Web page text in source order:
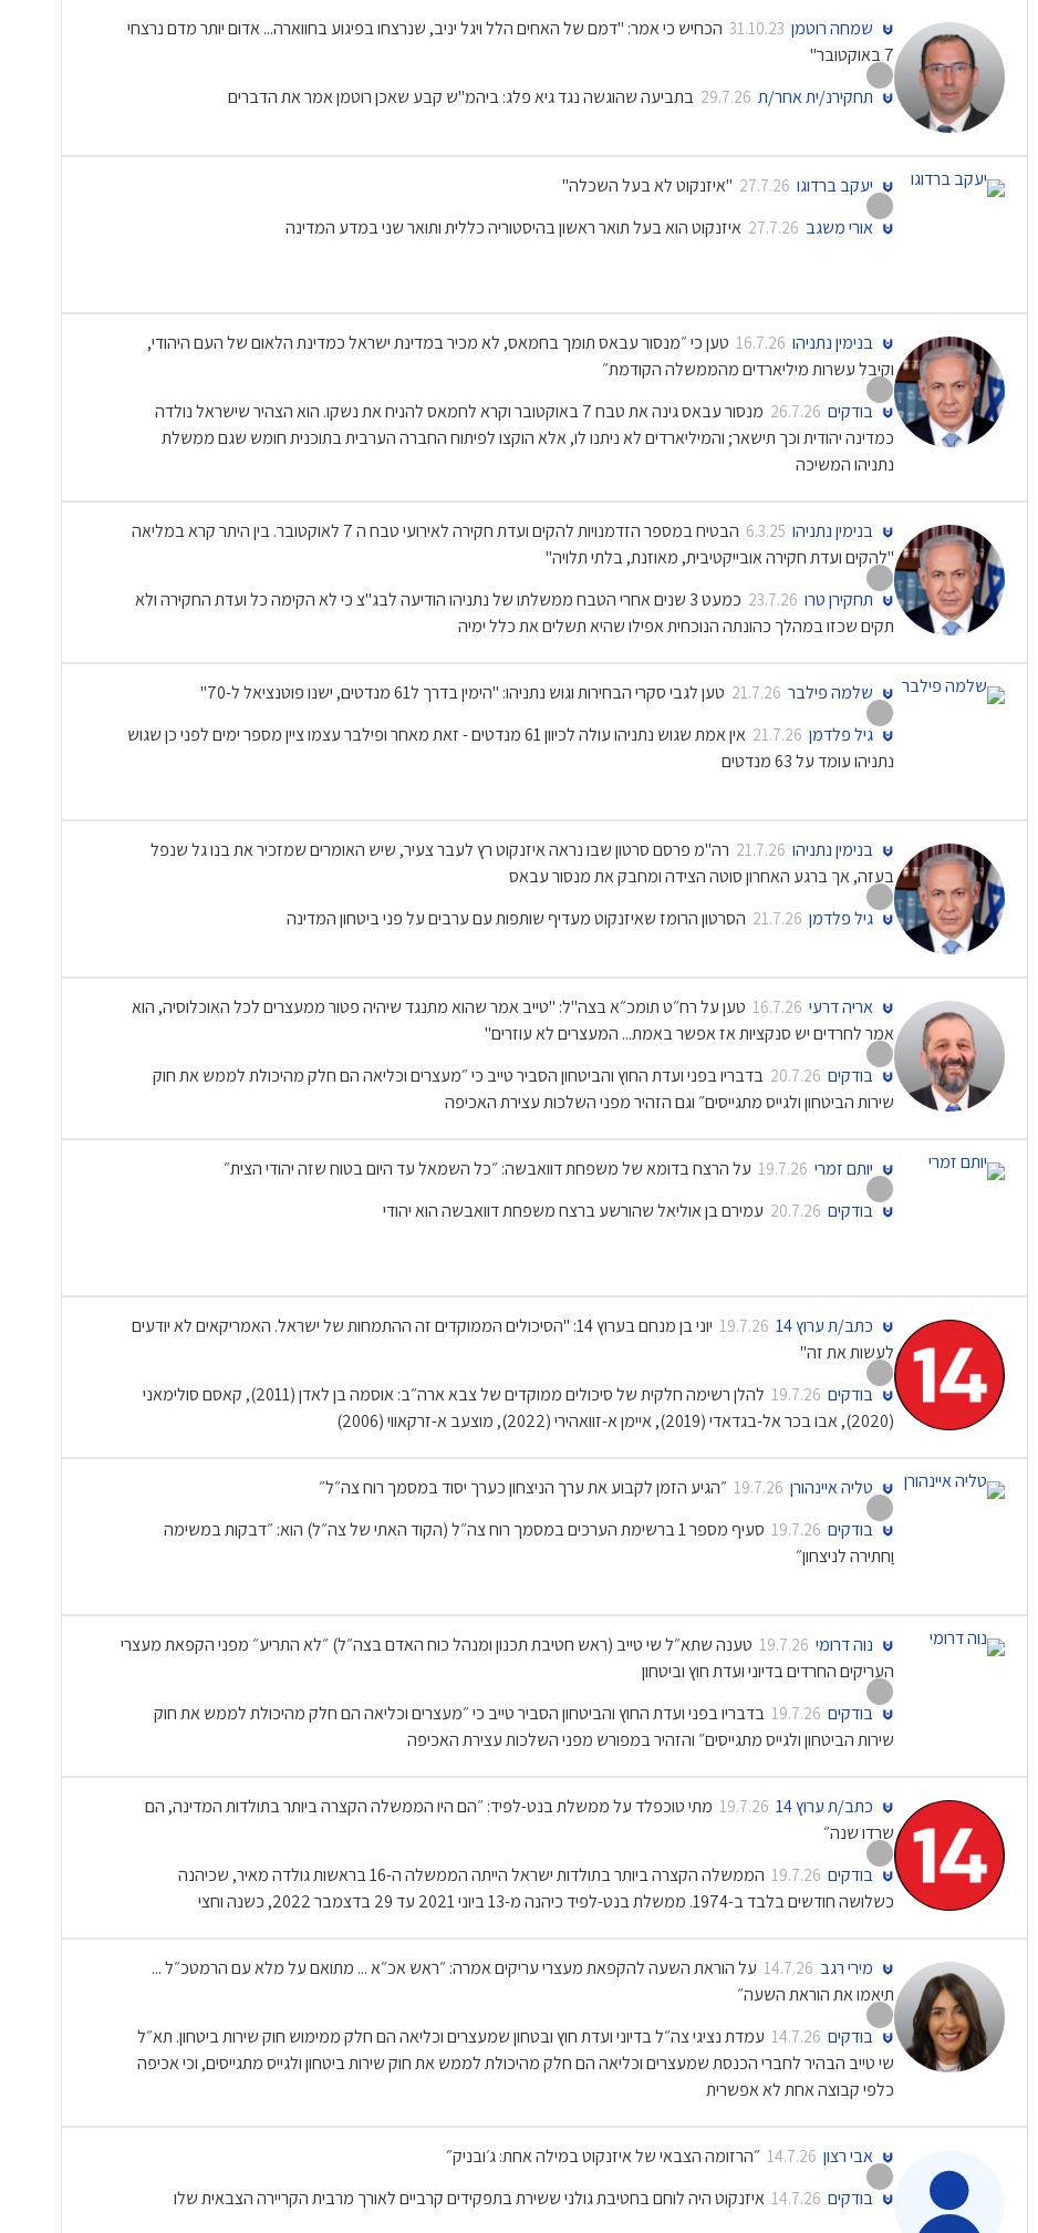
שמחה רוטמן 31.10.23 הכחיש כי אמר: "דמם של האחים הלל ויגל יניב, שנרצחו בפיגוע בחווארה... אדום יותר מדם נרצחי
7 באוקטובר"
תחקירנ/ית אחר/ת 29.7.26 בתביעה שהוגשה נגד גיא פלג: ביהמ"ש קבע שאכן רוטמן אמר את הדברים
יעקב ברדוגו 27.7.26 "איזנקוט לא בעל השכלה"
אורי משגב 27.7.26 איזנקוט הוא בעל תואר ראשון בהיסטוריה כללית ותואר שני במדע המדינה
בנימין נתניהו 16.7.26 טען כי ״מנסור עבאס תומך בחמאס, לא מכיר במדינת ישראל כמדינת הלאום של העם היהודי,
וקיבל עשרות מיליארדים מהממשלה הקודמת״
בודקים 26.7.26
מנסור עבאס גינה את טבח 7 באוקטובר וקרא לחמאס להניח את נשקו. הוא הצהיר שישראל נולדה
כמדינה יהודית וכך תישאר; והמיליארדים לא ניתנו לו, אלא הוקצו לפיתוח החברה הערבית בתוכנית חומש שגם ממשלת
נתניהו המשיכה
בנימין נתניהו 6.3.25
הבטיח במספר הזדמנויות להקים ועדת חקירה לאירועי טבח ה 7 לאוקטובר. בין היתר קרא במליאה
"להקים ועדת חקירה אובייקטיבית, מאוזנת, בלתי תלויה"
תחקירן טרו 23.7.26
כמעט 3 שנים אחרי הטבח ממשלתו של נתניהו הודיעה לבג"צ כי לא הקימה כל ועדת החקירה ולא
תקים שכזו במהלך כהונתה הנוכחית אפילו שהיא תשלים את כלל ימיה
שלמה פילבר 21.7.26 טען לגבי סקרי הבחירות וגוש נתניהו: "הימין בדרך ל61 מנדטים, ישנו פוטנציאל ל-70"
גיל פלדמן 21.7.26
אין אמת שגוש נתניהו עולה לכיוון 61 מנדטים - זאת מאחר ופילבר עצמו ציין מספר ימים לפני כן שגוש
נתניהו עומד על 63 מנדטים
בנימין נתניהו 21.7.26 רה"מ פרסם סרטון שבו נראה איזנקוט רץ לעבר צעיר, שיש האומרים שמזכיר את בנו גל שנפל
בעזה, אך ברגע האחרון סוטה הצידה ומחבק את מנסור עבאס
גיל פלדמן 21.7.26 הסרטון הרומז שאיזנקוט מעדיף שותפות עם ערבים על פני ביטחון המדינה
אריה דרעי 16.7.26 טען על רח״ט תומכ״א בצה"ל: "טייב אמר שהוא מתנגד שיהיה פטור ממעצרים לכל האוכלוסיה, הוא
אמר לחרדים יש סנקציות אז אפשר באמת... המעצרים לא עוזרים"
בודקים 20.7.26 בדבריו בפני ועדת החוץ והביטחון הסביר טייב כי ״מעצרים וכליאה הם חלק מהיכולת לממש את חוק
שירות הביטחון ולגייס מתגייסים״ וגם הזהיר מפני השלכות עצירת האכיפה
יותם זמרי 19.7.26 על הרצח בדומא של משפחת דוואבשה: ״כל השמאל עד היום בטוח שזה יהודי הצית״
בודקים 20.7.26 עמירם בן אוליאל שהורשע ברצח משפחת דוואבשה הוא יהודי
כתב/ת ערוץ 14 19.7.26
יוני בן מנחם בערוץ 14: "הסיכולים הממוקדים זה ההתמחות של ישראל. האמריקאים לא יודעים
לעשות את זה"
בודקים 19.7.26
להלן רשימה חלקית של סיכולים ממוקדים של צבא ארה״ב: אוסמה בן לאדן (2011), קאסם סולימאני
(2020), אבו בכר אל-בגדאדי (2019), איימן א-זוואהירי (2022), מוצעב א-זרקאווי (2006)
טליה איינהורן 19.7.26 ״הגיע הזמן לקבוע את ערך הניצחון כערך יסוד במסמך רוח צה״ל״
בודקים 19.7.26
סעיף מספר 1 ברשימת הערכים במסמך רוח צה״ל (הקוד האתי של צה״ל) הוא: ״דבקות במשימה
וַחתירה לניצחון״
נוה דרומי 19.7.26 טענה שתא״ל שי טייב (ראש חטיבת תכנון ומנהל כוח האדם בצה״ל) ״לא התריע״ מפני הקפאת מעצרי
העריקים החרדים בדיוני ועדת חוץ וביטחון
בודקים 19.7.26 בדבריו בפני ועדת החוץ והביטחון הסביר טייב כי ״מעצרים וכליאה הם חלק מהיכולת לממש את חוק
שירות הביטחון ולגייס מתגייסים״ והזהיר במפורש מפני השלכות עצירת האכיפה
כתב/ת ערוץ 14 19.7.26 מתי טוכפלד על ממשלת בנט-לפיד: ״הם היו הממשלה הקצרה ביותר בתולדות המדינה, הם
שרדו שנה״
בודקים 19.7.26
הממשלה הקצרה ביותר בתולדות ישראל הייתה הממשלה ה-16 בראשות גולדה מאיר, שכיהנה
כשלושה חודשים בלבד ב-1974. ממשלת בנט-לפיד כיהנה מ-13 ביוני 2021 עד 29 בדצמבר 2022, כשנה וחצי
מירי רגב 14.7.26 על הוראת השעה להקפאת מעצרי עריקים אמרה: ״ראש אכ״א ... מתואם על מלא עם הרמטכ״ל ...
תיאמו את הוראת השעה״
בודקים 14.7.26 עמדת נציגי צה״ל בדיוני ועדת חוץ ובטחון שמעצרים וכליאה הם חלק ממימוש חוק שירות ביטחון. תא״ל
שי טייב הבהיר לחברי הכנסת שמעצרים וכליאה הם חלק מהיכולת לממש את חוק שירות ביטחון ולגייס מתגייסים, וכי אכיפה
כלפי קבוצה אחת לא אפשרית
אבי רצון 14.7.26 ״הרזומה הצבאי של איזנקוט במילה אחת: ג׳ובניק״
בודקים 14.7.26 איזנקוט היה לוחם בחטיבת גולני ששירת בתפקידים קרביים לאורך מרבית הקריירה הצבאית שלו